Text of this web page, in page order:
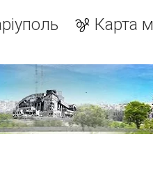
Карта